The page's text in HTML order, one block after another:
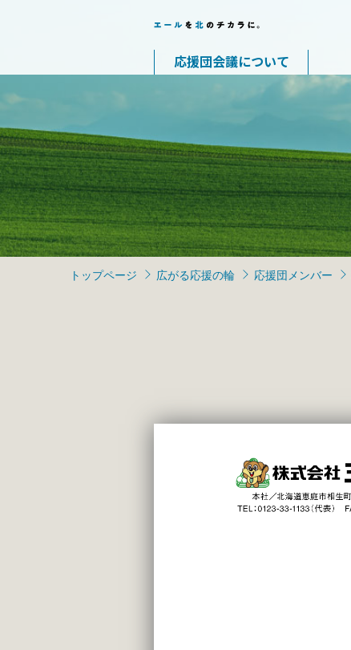
応援団会議について
トップページ 広がる応援の輪 応援団メンバー